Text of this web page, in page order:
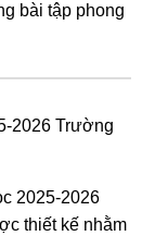
bài tập phong
2026 Trường
2025-2026
thiết kế nhằm